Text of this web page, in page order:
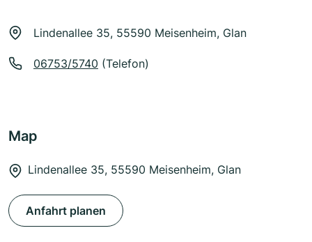
Lindenallee 35, 55590 Meisenheim, Glan
06753/5740 (Telefon)
Map
Lindenallee 35, 55590 Meisenheim, Glan
Anfahrt planen